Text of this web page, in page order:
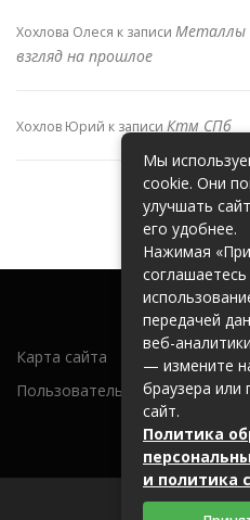
Хохлова Олеся к записи Металлы
взгляд на прошлое
Хохлов Юрий к записи Ктм СПб
Карта сайта
Пользовательское соглашение
Мы
cookie. Они
улучшать
его удобнее.
Нажимая
соглашаетесь
передачей
веб-
— измените
браузера или
сайт.
Политика
и политика